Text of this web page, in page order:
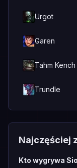
Urgot
Garen
Tahm Kench
Trundle
Najczęściej
Kto wygrywa